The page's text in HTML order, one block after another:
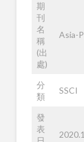
期
刊
名
稱
(出
處)
Asia-
分
類
SSCI
發
表